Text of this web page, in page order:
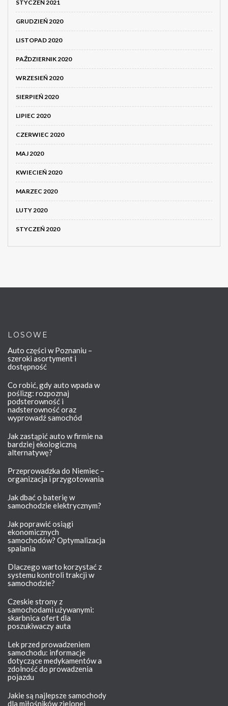
STYCZEŃ 2021
GRUDZIEŃ 2020
LISTOPAD 2020
PAŹDZIERNIK 2020
WRZESIEŃ 2020
SIERPIEŃ 2020
LIPIEC 2020
CZERWIEC 2020
MAJ 2020
KWIECIEŃ 2020
MARZEC 2020
LUTY 2020
STYCZEŃ 2020
LOSOWE
Auto części w Poznaniu –
szeroki asortyment i
dostępność
Co robić, gdy auto wpada w
poślizg: rozpoznaj
podsterowność i
nadsterowność oraz
wyprowadź samochód
Jak zastąpić auto w firmie na
bardziej ekologiczną
alternatywę?
Przeprowadzka do Niemiec –
organizacja i przygotowania
Jak dbać o baterię w
samochodzie elektrycznym?
Jak poprawić osiągi
ekonomicznych
samochodów? Optymalizacja
spalania
Dlaczego warto korzystać z
systemu kontroli trakcji w
samochodzie?
Czeskie strony z
samochodami używanymi:
skarbnica ofert dla
poszukiwaczy auta
Lek przed prowadzeniem
samochodu: informacje
dotyczące medykamentów a
zdolność do prowadzenia
pojazdu
Jakie są najlepsze samochody
dla miłośników zielonej